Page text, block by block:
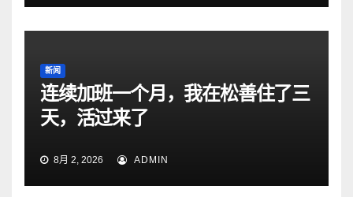
新闻
连续加班一个月，我在松善住了三
天，活过来了
8月 2, 2026 ADMIN